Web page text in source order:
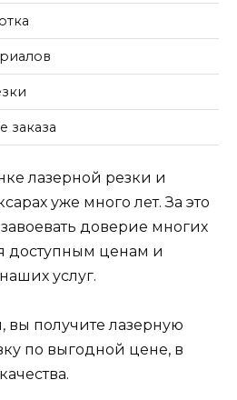
заказа
лазерной резки и
уже много лет. За это
доверие многих
доступным ценам и
услуг.
получите лазерную
по выгодной цене, в